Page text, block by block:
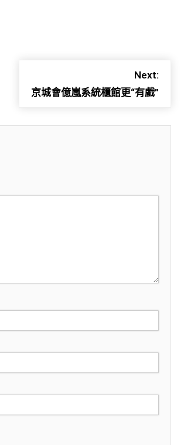
Next:
京城會億嵐系統櫃館更“有戲”